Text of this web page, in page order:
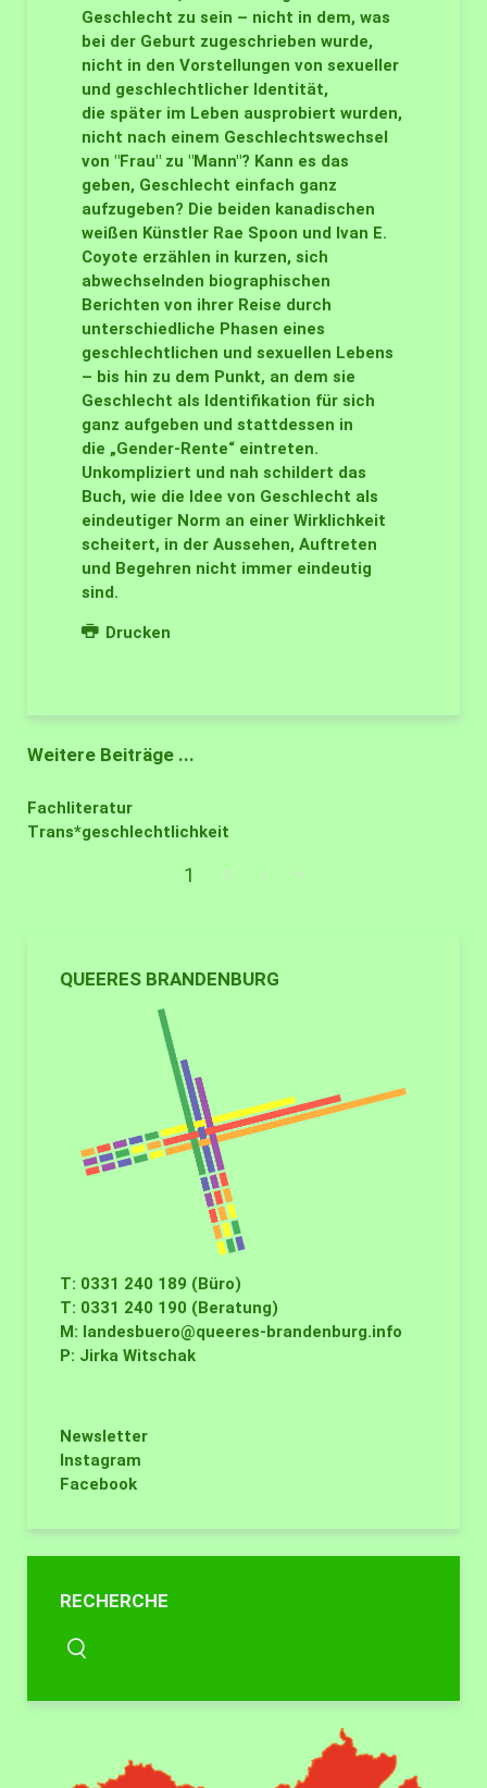
Geschlecht zu sein – nicht in dem, was
bei der Geburt zugeschrieben wurde,
nicht in den Vorstellungen von sexueller
und geschlechtlicher Identität,
die später im Leben ausprobiert wurden,
nicht nach einem Geschlechtswechsel
von "Frau" zu "Mann"? Kann es das
geben, Geschlecht einfach ganz
aufzugeben? Die beiden kanadischen
weißen Künstler Rae Spoon und Ivan E.
Coyote erzählen in kurzen, sich
abwechselnden biographischen
Berichten von ihrer Reise durch
unterschiedliche Phasen eines
geschlechtlichen und sexuellen Lebens
– bis hin zu dem Punkt, an dem sie
Geschlecht als Identifikation für sich
ganz aufgeben und stattdessen in
die „Gender-Rente“ eintreten.
Unkompliziert und nah schildert das
Buch, wie die Idee von Geschlecht als
eindeutiger Norm an einer Wirklichkeit
scheitert, in der Aussehen, Auftreten
und Begehren nicht immer eindeutig
sind.
Drucken
Weitere Beiträge ...
Fachliteratur
Trans*geschlechtlichkeit
1 2
QUEERES BRANDENBURG
T: 0331 240 189 (Büro)
T: 0331 240 190 (Beratung)
M: landesbuero@queeres-brandenburg.info
P: Jirka Witschak
Newsletter
Instagram
Facebook
RECHERCHE